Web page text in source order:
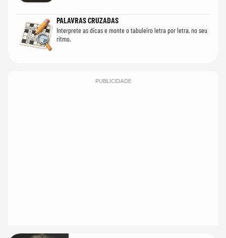
PALAVRAS CRUZADAS
Interprete as dicas e monte o tabuleiro letra por letra, no seu
ritmo.
PUBLICIDADE